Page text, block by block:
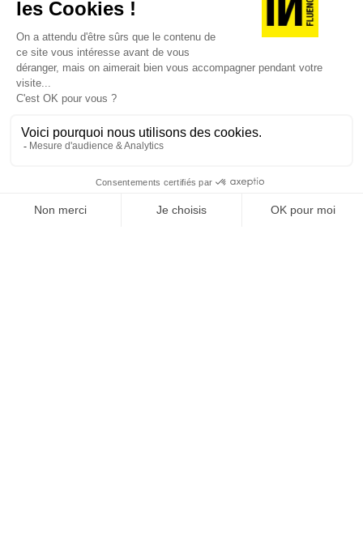
JE DÉCOUVRE LES NUMÉROS PRÉCÉDENTS
Je suis déjà abonné(e) :je consulte la revue en